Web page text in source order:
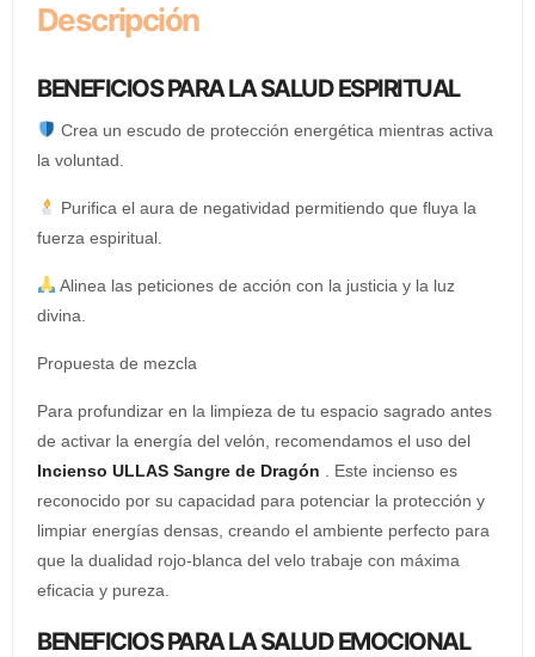
Descripción
BENEFICIOS PARA LA SALUD ESPIRITUAL
Crea un escudo de protección energética mientras activa
la voluntad.
Purifica el aura de negatividad permitiendo que fluya la
fuerza espiritual.
Alinea las peticiones de acción con la justicia y la luz
divina.
Propuesta de mezcla
Para profundizar en la limpieza de tu espacio sagrado antes
de activar la energía del velón, recomendamos el uso del
Incienso ULLAS Sangre de Dragón . Este incienso es
reconocido por su capacidad para potenciar la protección y
limpiar energías densas, creando el ambiente perfecto para
que la dualidad rojo-blanca del velo trabaje con máxima
eficacia y pureza.
BENEFICIOS PARA LA SALUD EMOCIONAL